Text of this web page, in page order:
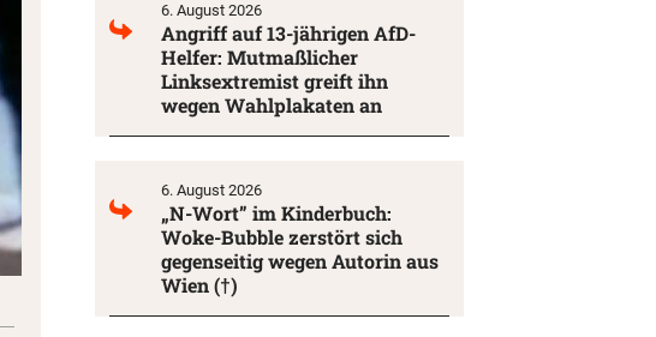
6. August 2026
Angriff auf 13-jährigen AfD-
Helfer: Mutmaßlicher
Linksextremist greift ihn
wegen Wahlplakaten an
6. August 2026
„N-Wort” im Kinderbuch:
Woke-Bubble zerstört sich
gegenseitig wegen Autorin aus
Wien (†)